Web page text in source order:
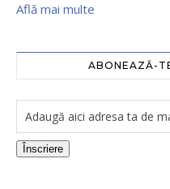
Află mai multe
ABONEAZĂ-
Înscriere